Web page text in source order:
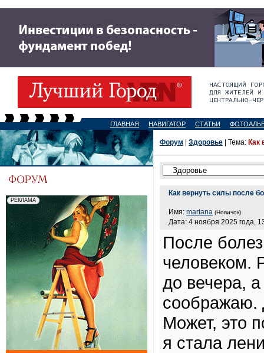
ГЛАВНАЯ НАВИГАТОР СТАТЬИ
Форум Здоровье | Тема: Как
Как вернуть силы после
Имя: martana (Новичок)
Дата: 4 ноября 2025 года,
После
человеком.
до вечера,
соображаю.
Может, это
я стала